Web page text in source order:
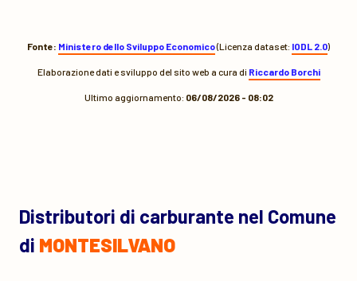
Fonte: Ministero dello Sviluppo Economico(Licenza dataset: IODL 2.0)
Elaborazione dati e sviluppo del sito web a cura di Riccardo Borchi
Ultimo aggiornamento: 06/08/2026 - 08:02
Distributori di carburante nel Comune
di MONTESILVANO